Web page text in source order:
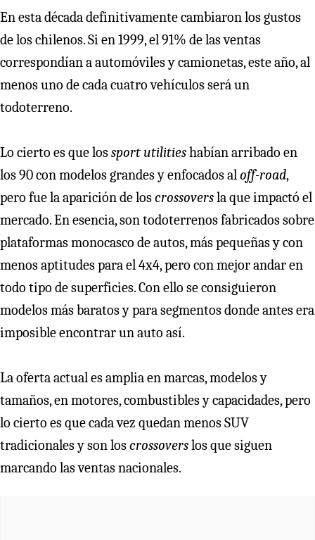
En esta década definitivamente cambiaron los gustos
de los chilenos. Si en 1999, el 91% de las ventas
correspondían a automóviles y camionetas, este año, al
menos uno de cada cuatro vehículos será un
todoterreno.
Lo cierto es que lossport utilitieshabían arribado en
los 90 con modelos grandes y enfocados aloff-road,
pero fue la aparición de loscrossoversla que impactó el
mercado. En esencia, son todoterrenos fabricados sobre
plataformas monocasco de autos, más pequeñas y con
menos aptitudes para el 4x4, pero con mejor andar en
todo tipo de superficies. Con ello se consiguieron
modelos más baratos y para segmentos donde antes era
imposible encontrar un auto así.
La oferta actual es amplia en marcas, modelos y
tamaños, en motores, combustibles y capacidades, pero
lo cierto es que cada vez quedan menos SUV
tradicionales y son loscrossoverslos que siguen
marcando las ventas nacionales.